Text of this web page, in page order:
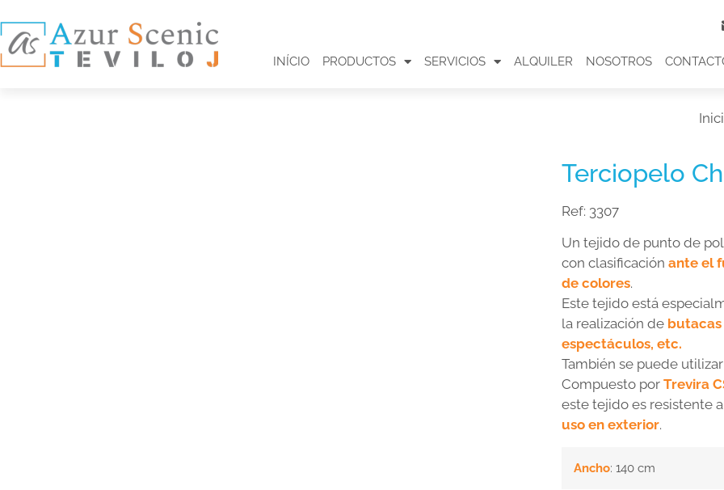
INÍCIO PRODUCTOS SERVICIOS ALQUILER NOSOTROS
Terciopelo
Ref: 3307
Un tejido de punto de
con clasificación ante el
de colores.
Este tejido está
la realización de butacas
espectáculos, etc.
También se puede
Compuesto por Trevira
este tejido es resistente
uso en exterior.
Ancho: 140 cm